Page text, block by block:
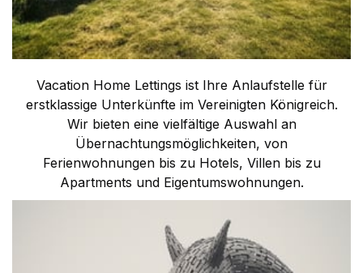
Vacation Home Lettings ist Ihre Anlaufstelle für
erstklassige Unterkünfte im Vereinigten Königreich.
Wir bieten eine vielfältige Auswahl an
Übernachtungsmöglichkeiten, von
Ferienwohnungen bis zu Hotels, Villen bis zu
Apartments und Eigentumswohnungen.